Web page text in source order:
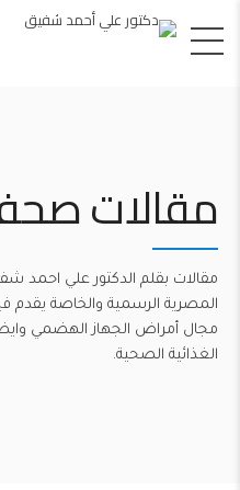
مقالات
مقالات بقلم الدكتور علي احمد
المصرية الرسمية والخاصة يقدم
مجال أمراض الجهاز الهضمي
الغذائية الصحية.